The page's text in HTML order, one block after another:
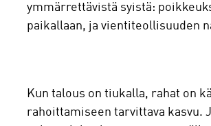
ymmärrettävistä syistä:
paikallaan, ja vientiteollisuuden
Kun talous on tiukalla, rahat on
rahoittamiseen tarvittava kasvu.